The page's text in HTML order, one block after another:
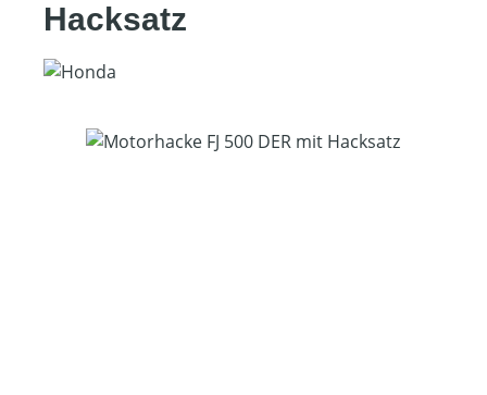
Hacksatz
Bildergalerie überspringen